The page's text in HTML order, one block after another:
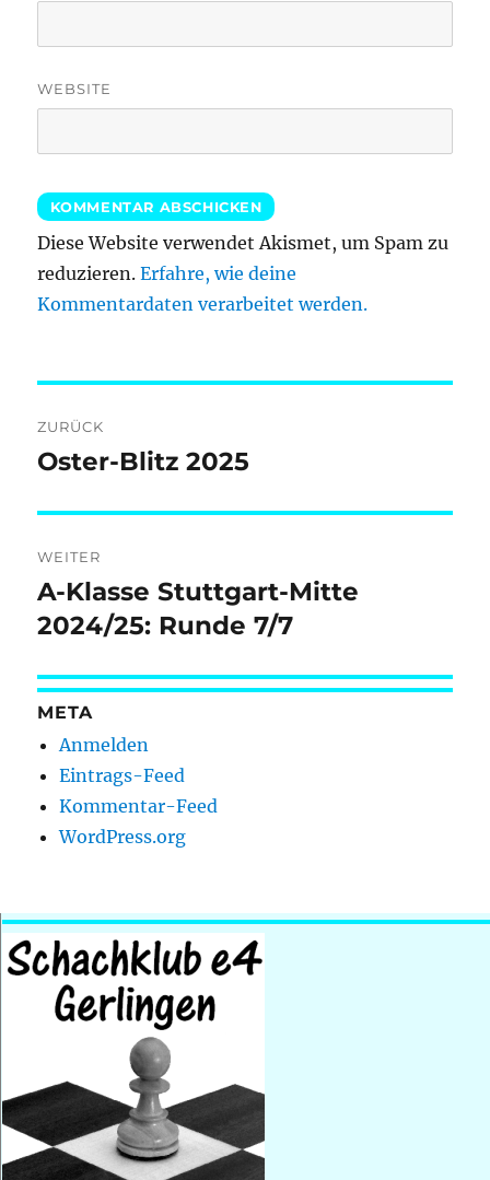
WEBSITE
Diese Website verwendet Akismet, um Spam zu
reduzieren.Erfahre, wie deine
Kommentardaten verarbeitet werden.
ZURÜCK
Vorheriger
Oster-Blitz 2025
WEITER
Nächster
Beitrag:
A-Klasse Stuttgart-Mitte
2024/25: Runde 7/7
META
Anmelden
Eintrags-Feed
Kommentar-Feed
WordPress.org